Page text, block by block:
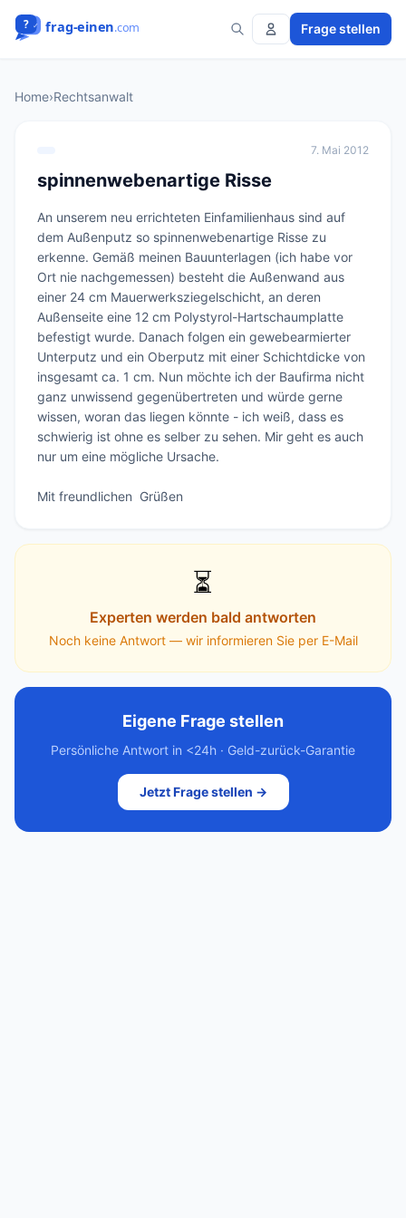
Frage stellen
Home›Rechtsanwalt
7. Mai 2012
spinnenwebenartige Risse
An unserem neu errichteten Einfamilienhaus sind auf
dem Außenputz so spinnenwebenartige Risse zu
erkenne. Gemäß meinen Bauunterlagen (ich habe vor
Ort nie nachgemessen) besteht die Außenwand aus
einer 24 cm Mauerwerksziegelschicht, an deren
Außenseite eine 12 cm Polystyrol-Hartschaumplatte
befestigt wurde. Danach folgen ein gewebearmierter
Unterputz und ein Oberputz mit einer Schichtdicke von
insgesamt ca. 1 cm. Nun möchte ich der Baufirma nicht
ganz unwissend gegenübertreten und würde gerne
wissen, woran das liegen könnte - ich weiß, dass es
schwierig ist ohne es selber zu sehen. Mir geht es auch
nur um eine mögliche Ursache.
Mit freundlichen  Grüßen
⏳
Experten werden bald antworten
Noch keine Antwort — wir informieren Sie per E-Mail
Eigene Frage stellen
Persönliche Antwort in <24h · Geld-zurück-Garantie
Jetzt Frage stellen →